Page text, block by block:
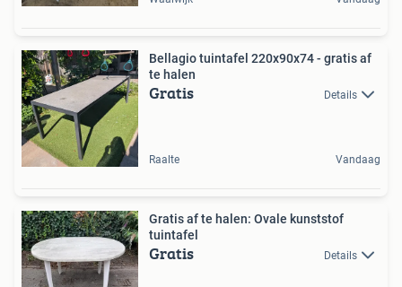
Bellagio tuintafel 220x90x74 - gratis af
te halen
Gratis Details
Raalte Vandaag
Gratis af te halen: Ovale kunststof
tuintafel
Gratis Details